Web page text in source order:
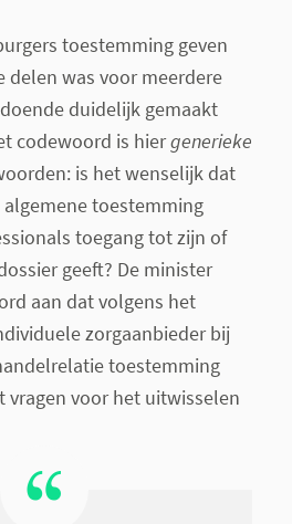
toestemming geven
delen was voor meerdere
duidelijk gemaakt
codewoord is hiergenerieke
is het wenselijk dat
toestemming
toegang tot zijn of
geeft? De minister
aan dat volgens het
zorgaanbieder bij
toestemming
vragen voor het uitwisselen